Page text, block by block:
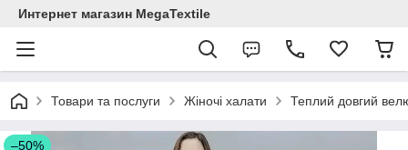
Интернет магазин MegaTextile
Товари та послуги Жіночі халати Теплий довгий
–50%